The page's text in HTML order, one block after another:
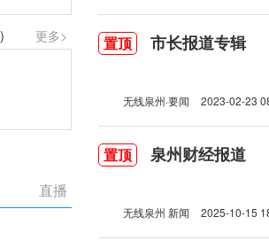
更多>
直播
置顶 市长报道专辑
无线泉州·要闻 2023-02-23
置顶 泉州财经报道
无线泉州 新闻 2025-10-15